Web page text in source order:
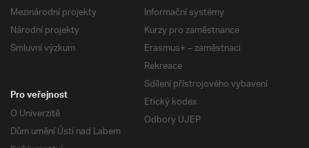
Mezinárodní projekty
Národní projekty
Smluvní výzkum
Informační systémy
Kurzy pro zaměstnance
Erasmus+ – zaměstnaci
Rekreace
Sdílení přístrojového vybavení
Etický kodex
Odbory UJEP
Pro veřejnost
O Univerzitě
Dům umění Ústí nad Labem